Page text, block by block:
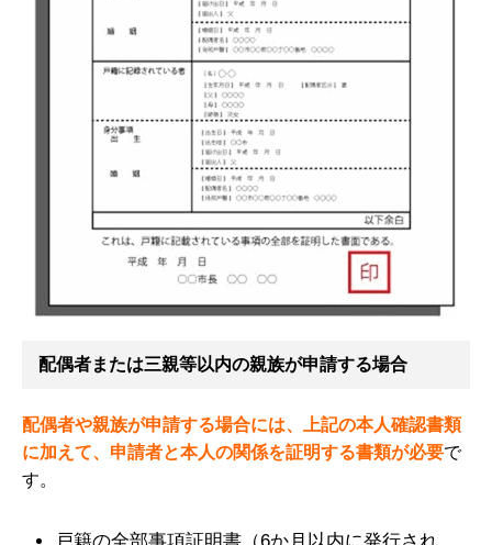
配偶者または三親等以内の親族が申請する場合
配偶者や親族が申請する場合には、上記の本人確認書類
に加えて、申請者と本人の関係を証明する書類が必要で
す。